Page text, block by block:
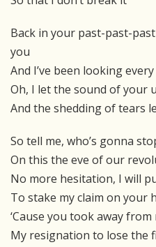
Back in your past-past-
you
And I’ve been looking
Oh, I let the sound of your
And the shedding of tears
So tell me, who’s gonna
On this the eve of our
No more hesitation, I will
To stake my claim on your
‘Cause you took away
My resignation to lose the